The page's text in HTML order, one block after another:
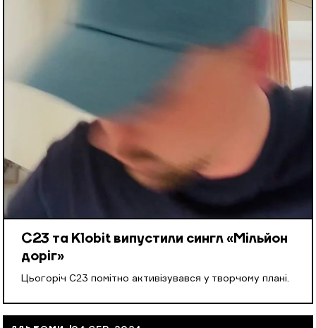
С23 та Klobit випустили сингл «Мільйон
доріг»
Цьогоріч С23 помітно активізувався у творчому плані.